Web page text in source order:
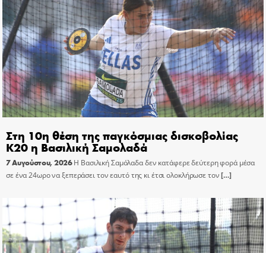
Στη 10η θέση της παγκόσμιας δισκοβολίας
Κ20 η Βασιλική Σαμολαδά
7 Αυγούστου, 2026 Η Βασιλική Σαμόλαδα δεν κατάφερε δεύτερη φορά μέσα
σε ένα 24ωρο να ξεπεράσει τον εαυτό της κι έτσι ολοκλήρωσε τον[…]